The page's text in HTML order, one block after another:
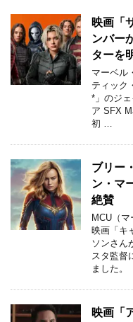
映画「
ンバー
ターを
マーベル
ティック
*」のジ
ア SFX
初 …
ブリー
ン・マ
絶賛
MCU（
映画「キ
ソンさん
スタ監督
ました。
映画「